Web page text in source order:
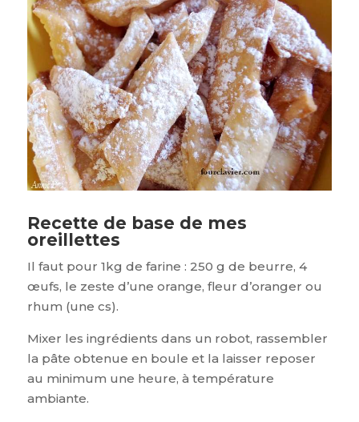
Recette de base de mes
oreillettes
Il faut pour 1kg de farine : 250 g de beurre, 4
œufs, le zeste d’une orange, fleur d’oranger ou
rhum (une cs).
Mixer les ingrédients dans un robot, rassembler
la pâte obtenue en boule et la laisser reposer
au minimum une heure, à température
ambiante.